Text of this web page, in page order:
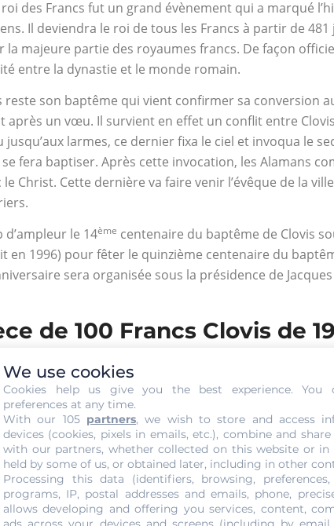
des Francs fut un grand évènement qui a marqué
Il deviendra le roi de tous les Francs à partir de
majeure partie des royaumes francs. De façon
entre la dynastie et le monde romain.
reste son baptême qui vient confirmer sa conversion
un vœu. Il survient en effet un conflit entre
jusqu’aux larmes, ce dernier fixa le ciel et invoqua le
fera baptiser. Après cette invocation, les Alamans
Christ. Cette dernière va faire venir l’évêque de la
le 14ème centenaire du baptême de Clovis
1996) pour fêter le quinzième centenaire du
sera organisée sous la présidence de
de 100 Francs Clovis de
l’expertise. Pour cela, vous devez confier votre pièce
de ces pièces, il pourra déterminer la
pas à sa valeur nominale. Elle dépend de
la possibilité de faire estimer vos pièces via un site
assurer de la transparence de cette opération. Nos
expertise acquise au bout de 30 ans de service.
Francs Clovis 1996
We use cookies
Cookies help us give you the best experience. You
preferences at any time.
With our 105 partners, we wish to store and access
devices (cookies, pixels in emails, etc.), combine and
with our partners, whether collected on this website or in
held by some of us, or obtained later, including in other
Processing this data (identifiers, browsing,
programs, IP, postal addresses and emails, phone,
allows developing and offering you services, content,